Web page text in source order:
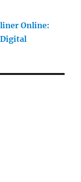
Online:
Digital